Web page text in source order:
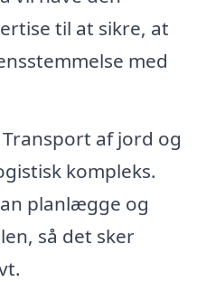
til at sikre, at
med
Transport af jord og
kompleks.
planlægge og
så det sker